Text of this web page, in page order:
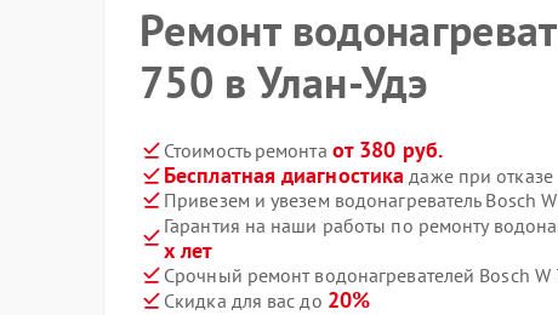
Ремонт
750 в Улан-Удэ
Стоимость ремонта от 380 руб.
Бесплатная диагностика даже при отказе
Привезем и увезем водонагреватель Bosch
Гарантия на наши работы по ремонту
х лет
Срочный ремонт водонагревателей Bosch W
Скидка для вас до 20%